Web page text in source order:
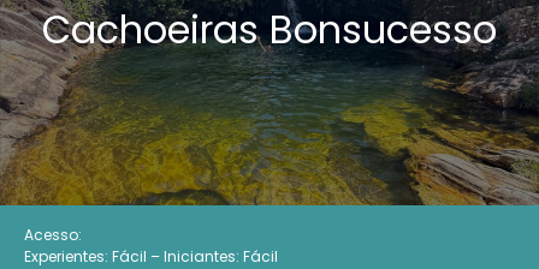
Cachoeiras Bonsucesso
Acesso:
Experientes: Fácil – Iniciantes: Fácil